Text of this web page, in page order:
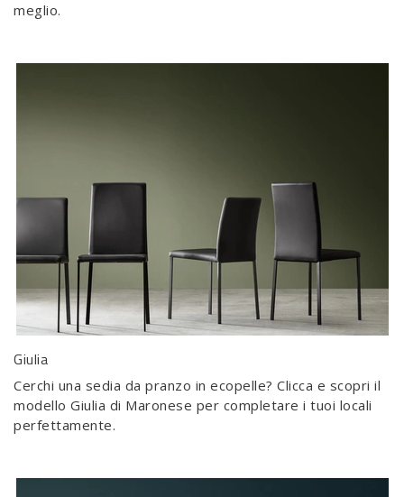
meglio.
Giulia
Cerchi una sedia da pranzo in ecopelle? Clicca e scopri il
modello Giulia di Maronese per completare i tuoi locali
perfettamente.